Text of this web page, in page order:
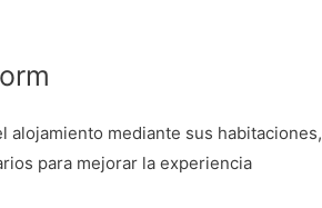
alojamiento mediante sus habitaciones,
para mejorar la experiencia